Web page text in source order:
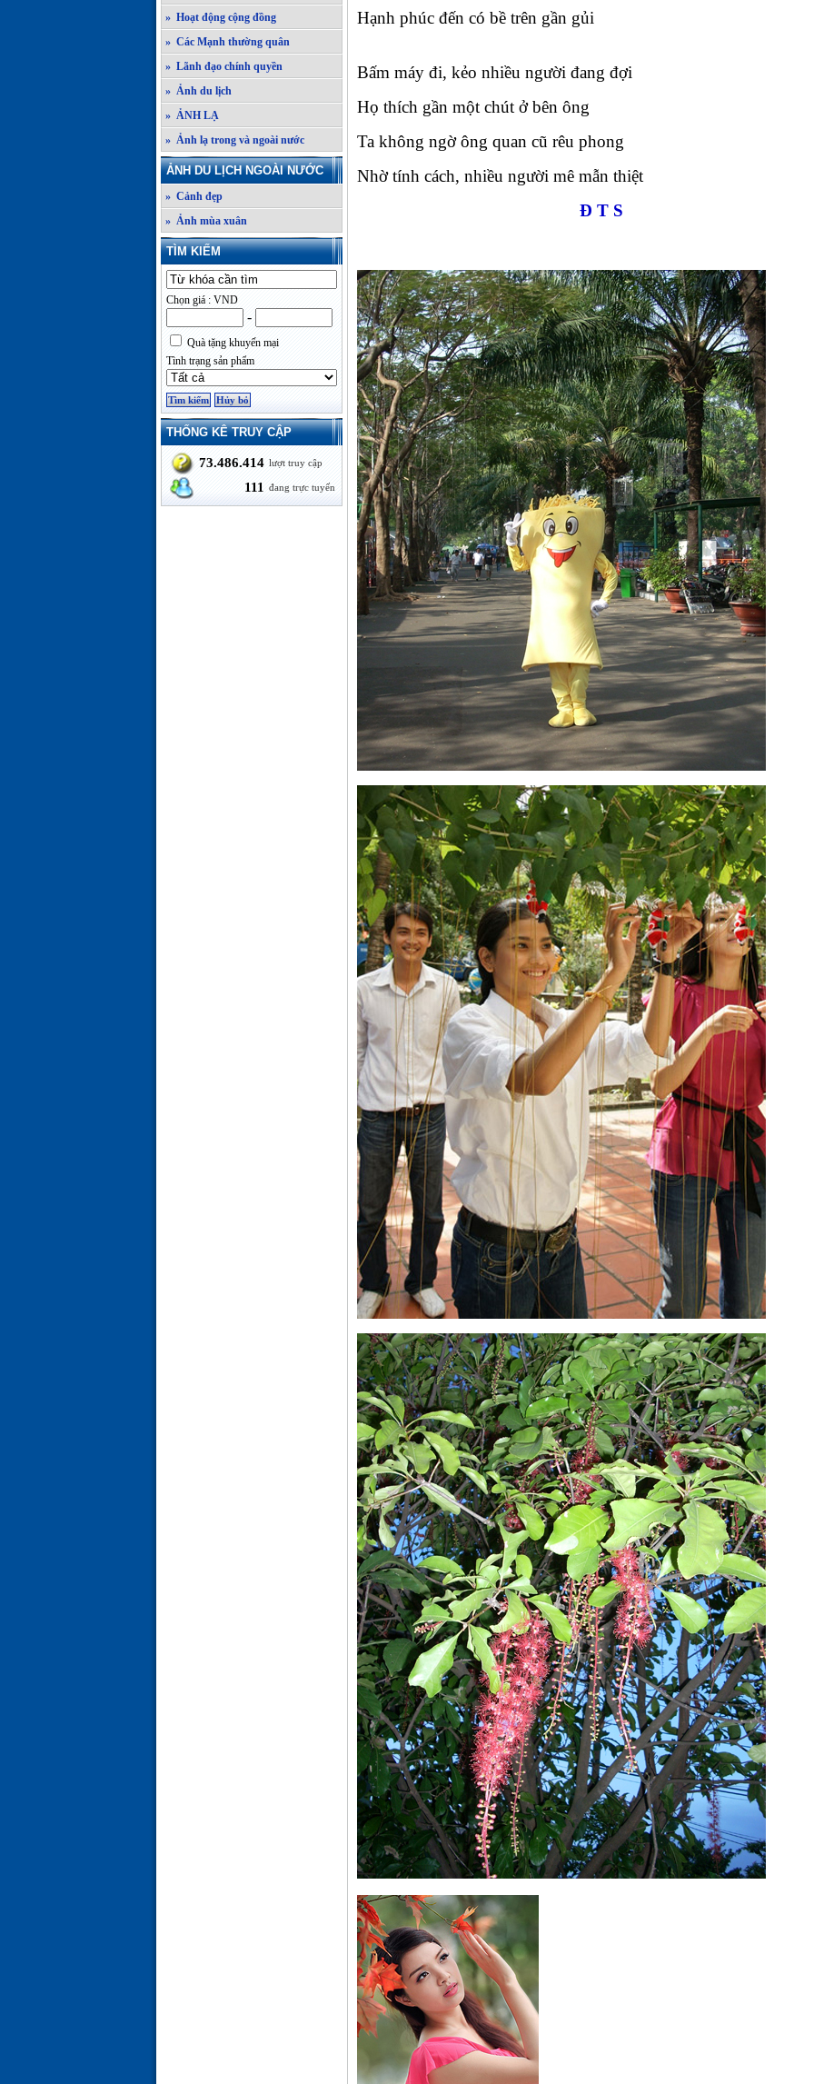
» Hoạt động cộng đồng
» Các Mạnh thường quân
» Lãnh đạo chính quyền
» Ảnh du lịch
» ẢNH LẠ
» Ảnh lạ trong và ngoài nước
ẢNH DU LỊCH NGOÀI NƯỚC
» Cảnh đẹp
» Ảnh mùa xuân
TÌM KIẾM
Chọn giá : VND
-
Quà tặng khuyến mại
Tình trạng sản phẩm
THỐNG KÊ TRUY CẬP
73.486.414 lượt truy cập
111 đang trực tuyến
Hạnh phúc đến có bề trên gần gủi
Bấm máy đi, kẻo nhiều người đang đợi
Họ thích gần một chút ở bên ông
Ta không ngờ ông quan cũ rêu phong
Nhờ tính cách, nhiều người mê mẫn thiệt
Đ T S